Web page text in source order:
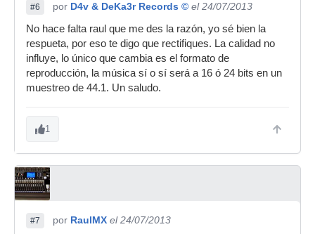
#6 por D4v & DeKa3r Records © el 24/07/2013
No hace falta raul que me des la razón, yo sé bien la
respueta, por eso te digo que rectifiques. La calidad no
influye, lo único que cambia es el formato de
reproducción, la música sí o sí será a 16 ó 24 bits en un
muestreo de 44.1. Un saludo.
1
#7 por RaulMX el 24/07/2013